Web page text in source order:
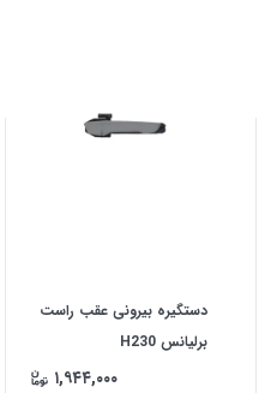
دستگیره بیرونی عقب راست
برلیانس H230
۱,۹۴۴,۰۰۰